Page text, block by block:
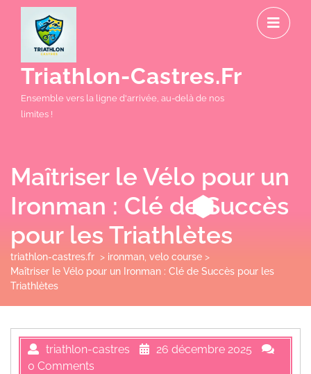
Triathlon-Castres.fr
Ensemble vers la ligne d'arrivée, au-delà de nos
limites !
Maîtriser le Vélo pour un
Ironman : Clé de Succès
pour les Triathlètes
triathlon-castres.fr > ironman velo course >
Maîtriser le Vélo pour un Ironman : Clé de Succès pour les
Triathlètes
triathlon-castres
26 décembre 2025
0 Comments